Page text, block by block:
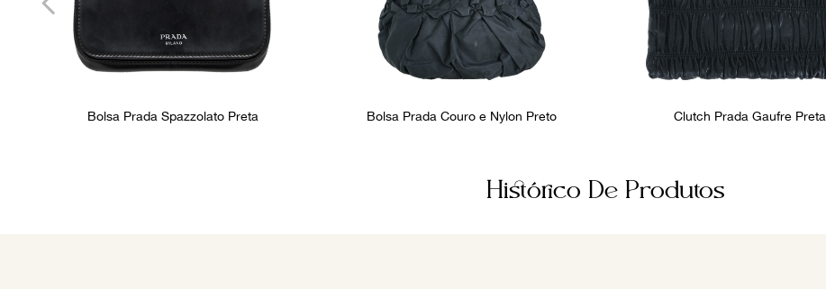
Bolsa Prada Spazzolato Preta Bolsa Prada Couro e Nylon Preto Clutch Prada Gaufre Preta
Histórico De Produtos